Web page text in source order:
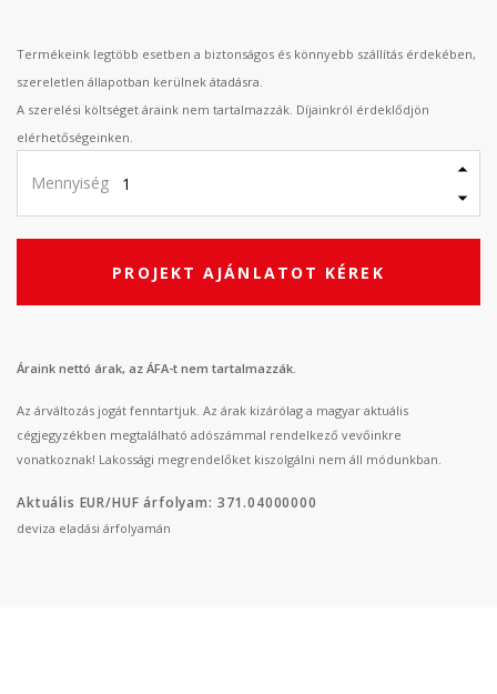
Termékeink legtöbb esetben a biztonságos és könnyebb szállítás érdekében,
szereletlen állapotban kerülnek átadásra.
A szerelési költséget áraink nem tartalmazzák. Díjainkról érdeklődjön
elérhetőségeinken.
Mennyiség
PROJEKT AJÁNLATOT KÉREK
Áraink nettó árak, az ÁFA-t nem tartalmazzák.
Az árváltozás jogát fenntartjuk. Az árak kizárólag a magyar aktuális
cégjegyzékben megtalálható adószámmal rendelkező vevőinkre
vonatkoznak! Lakossági megrendelőket kiszolgálni nem áll módunkban.
Aktuális EUR/HUF árfolyam: 371.04000000
deviza eladási árfolyamán